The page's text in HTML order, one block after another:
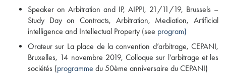
Speaker on Arbitration and IP, AIPPI, 21/11/19, Brussels –
Study Day on Contracts, Arbitration, Mediation, Artificial
intelligence and Intellectual Property (see program)
Orateur sur La place de la convention d’arbitrage, CEPANI,
Bruxelles, 14 novembre 2019, Colloque sur l’arbitrage et les
sociétés (programme du 50ème anniversaire du CEPANI)